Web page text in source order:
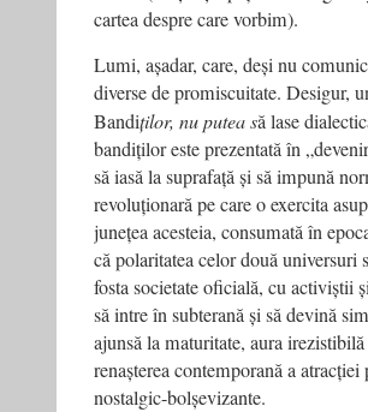
cartea despre care vorbim).
Lumi, așadar, care, deși nu
diverse de promiscuitate. Desigur,
Bandiților, nu putea să lase
bandiților este prezentată în
să iasă la suprafață și să impună
revoluționară pe care o exercita
junețea acesteia, consumată în
că polaritatea celor două universuri
fosta societate oficială, cu activiștii
să intre în subterană și să devină
ajunsă la maturitate, aura
renașterea contemporană a
nostalgic-bolșevizante.